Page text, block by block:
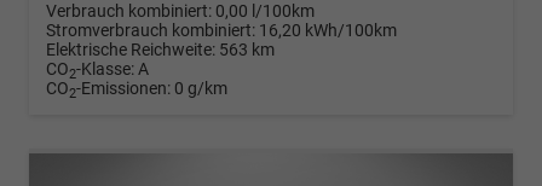
Verbrauch kombiniert: 0,00 l/100km
Stromverbrauch kombiniert: 16,20 kWh/100km
Elektrische Reichweite: 563 km
CO2-Klasse:A
CO2-Emissionen: 0 g/km